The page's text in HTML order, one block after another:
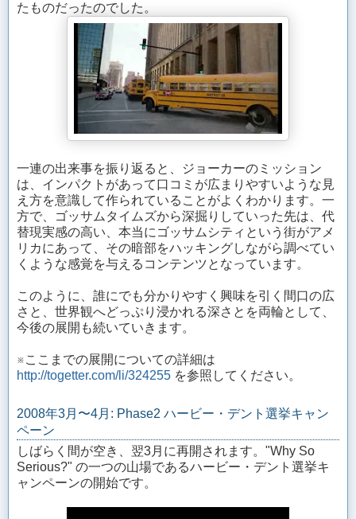
たものだったのでした。
一連の出来事を振り返ると、ジョーカーのミッション
は、インパクトがあって口コミが広まりやすいような見
え方を意識して作られていることがよくわかります。一
方で、ゴッサムタイムズから深掘りしていった先は、代
替現実感の高い、本当にゴッサムシティという街がアメ
リカにあって、その暗部をハッキングしながら調べてい
くような感覚を与えるコンテンツとなっています。
このように、誰にでも分かりやすく興味を引く間口の広
さと、世界観へどっぷり浸かれる深さとを両輪として、
今後の展開も続いていきます。
※ここまでの展開についての詳細は
http://togetter.com/li/324255 を参照してください。
2008年3月〜4月: Phase2 ハービー・デント選挙キャン
ペーン
しばらく間が空き、翌3月に再開されます。"Why So
Serious?" の一つの山場であるハービー・デント選挙キ
ャンペーンの開始です。